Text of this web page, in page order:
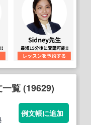
覧 (19629)
例文帳に追加